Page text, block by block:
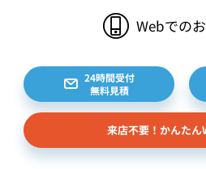
積書等をもとに登録されます
借契約を締結している不動産所
約等のお問合せをいただいた
ターネット上の不動産オーナ
依頼者、 公開情報などから取
様（以下総称して「オーナー様
人情報を取得します。取得する
Webでの
24時間受付
無料見積
来店不要！かんた